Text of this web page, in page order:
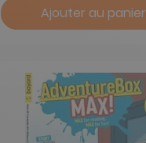
Ajouter au panier